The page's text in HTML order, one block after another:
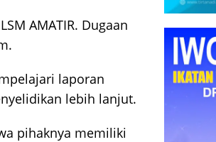
AMATIR. Dugaan
laporan
lebih lanjut.
pihaknya memiliki